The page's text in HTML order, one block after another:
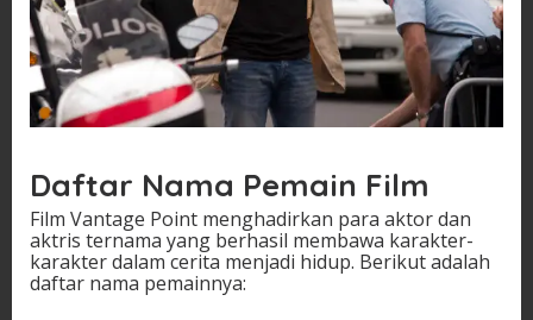
Daftar Nama Pemain Film
Film Vantage Point menghadirkan para aktor dan
aktris ternama yang berhasil membawa karakter-
karakter dalam cerita menjadi hidup. Berikut adalah
daftar nama pemainnya: